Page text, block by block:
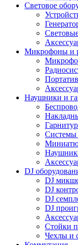
Световое
Микрофоны и
Наушники и
Системы
DJ
DJ
DJ
DJ
DJ
Стойки
Чехлы и